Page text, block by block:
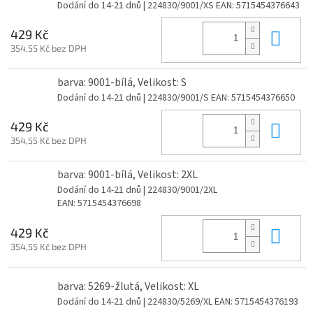
Dodání do 14-21 dnů | 224830/9001/XS EAN: 5715454376643
429 Kč
354,55 Kč bez DPH
barva: 9001-bílá, Velikost: S
Dodání do 14-21 dnů | 224830/9001/S EAN: 5715454376650
429 Kč
354,55 Kč bez DPH
barva: 9001-bílá, Velikost: 2XL
Dodání do 14-21 dnů | 224830/9001/2XL
EAN: 5715454376698
429 Kč
354,55 Kč bez DPH
barva: 5269-žlutá, Velikost: XL
Dodání do 14-21 dnů | 224830/5269/XLEAN: 5715454376193